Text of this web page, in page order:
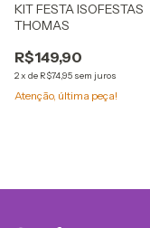
KIT FESTA ISOFESTAS
THOMAS
R$149,90
2x de R$74,95 sem juros
Atenção, última peça!